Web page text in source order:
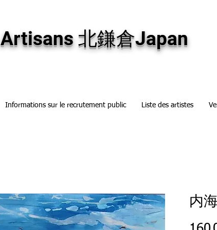
Artisans 北鎌倉Japan
Informations sur le recrutement public Liste des artistes
内